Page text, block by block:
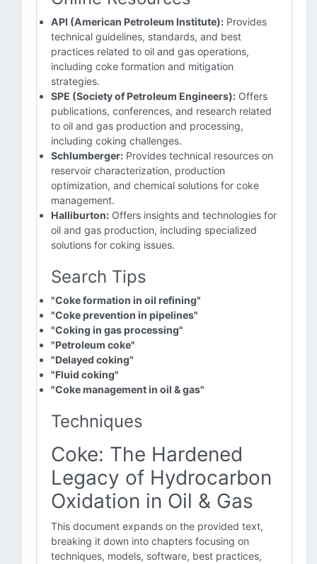
API (American Petroleum Institute): Provides
technical guidelines, standards, and best
practices related to oil and gas operations,
including coke formation and mitigation
strategies.
SPE (Society of Petroleum Engineers): Offers
publications, conferences, and research related
to oil and gas production and processing,
including coking challenges.
Schlumberger: Provides technical resources on
reservoir characterization, production
optimization, and chemical solutions for coke
management.
Halliburton: Offers insights and technologies for
oil and gas production, including specialized
solutions for coking issues.
Search Tips
"Coke formation in oil refining"
"Coke prevention in pipelines"
"Coking in gas processing"
"Petroleum coke"
"Delayed coking"
"Fluid coking"
"Coke management in oil & gas"
Techniques
Coke: The Hardened
Legacy of Hydrocarbon
Oxidation in Oil & Gas
This document expands on the provided text,
breaking it down into chapters focusing on
techniques, models, software, best practices,